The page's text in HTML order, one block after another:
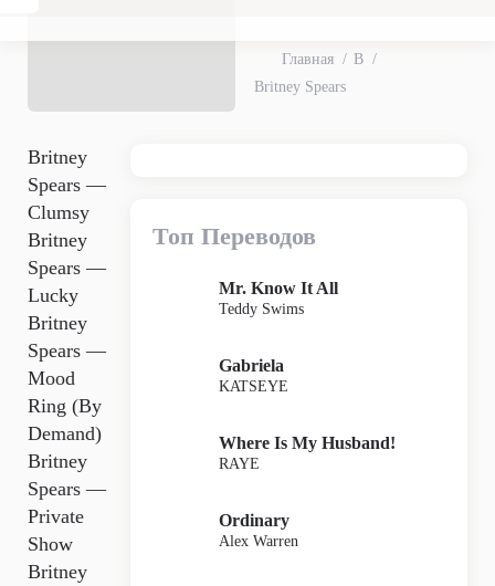
Главная
B
Britney Spears
Britney
Spears —
Clumsy
Britney
Spears —
Lucky
Britney
Spears —
Mood
Ring (By
Demand)
Britney
Spears —
Private
Show
Britney
Топ Переводов
Mr. Know It All
Teddy Swims
Gabriela
KATSEYE
Where Is My Husband!
RAYE
Ordinary
Alex Warren